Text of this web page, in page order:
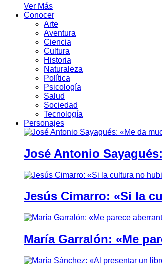
Ver Más
Conocer
Arte
Aventura
Ciencia
Cultura
Historia
Naturaleza
Política
Psicología
Salud
Sociedad
Tecnología
Personajes
José Antonio
Jesús Cimarro: «Si la
María Garralón: «Me